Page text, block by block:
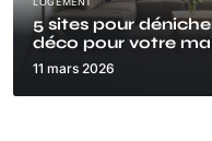
5 sites pour
déco pour votre
11 mars 2026